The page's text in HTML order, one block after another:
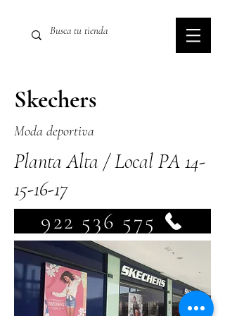
Skechers
Moda deportiva
Planta Alta / Local PA 14-
15-16-17
922 536 575